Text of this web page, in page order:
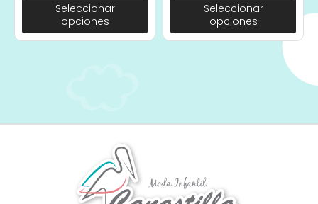
Seleccionar
opciones
Seleccionar
opciones